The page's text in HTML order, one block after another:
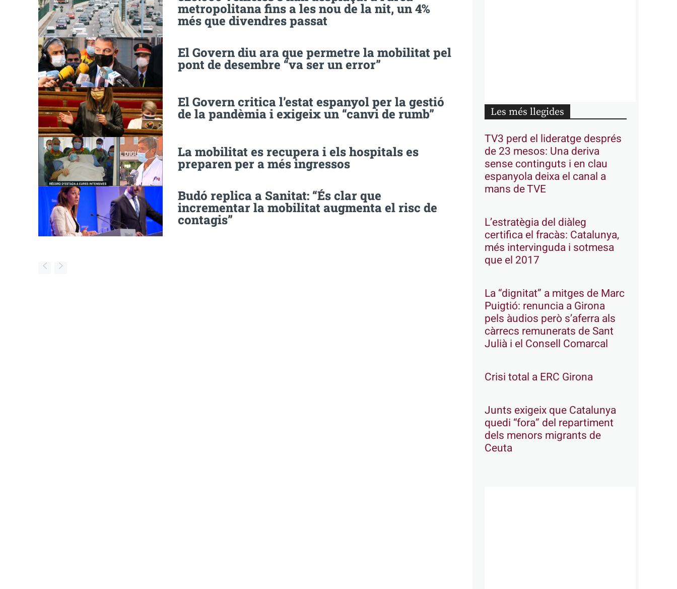
metropolitana fins a les nou de la nit, un 4%
més que divendres passat
El Govern diu ara que permetre la mobilitat pel
pont de desembre “va ser un error”
El Govern critica l’estat espanyol per la gestió
de la pandèmia i exigeix un “canvi de rumb”
La mobilitat es recupera i els hospitals es
preparen per a més ingressos
Budó replica a Sanitat: “És clar que
incrementar la mobilitat augmenta el risc de
contagis”
Les més llegides
TV3 perd el lideratge després
de 23 mesos: Una deriva
sense continguts i en clau
espanyola deixa el canal a
mans de TVE
L’estratègia del diàleg
certifica el fracàs: Catalunya,
més intervinguda i sotmesa
que el 2017
La “dignitat” a mitges de Marc
Puigtió: renuncia a Girona
pels àudios però s’aferra als
càrrecs remunerats de Sant
Julià i el Consell Comarcal
Crisi total a ERC Girona
Junts exigeix que Catalunya
quedi “fora” del repartiment
dels menors migrants de
Ceuta